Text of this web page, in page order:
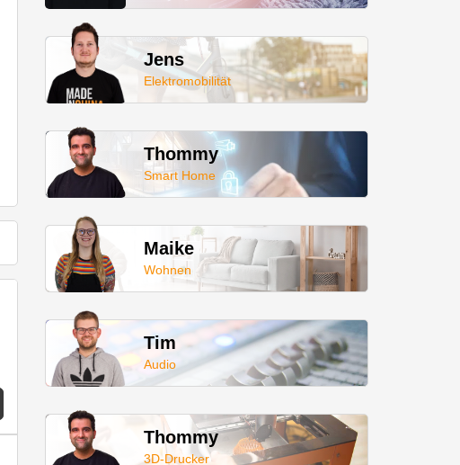
Jens
Elektromobilität
Thommy
Smart Home
Maike
Wohnen
Tim
Audio
Thommy
3D-Drucker